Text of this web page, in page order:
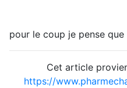
pour le coup je pense
Cet article
https://